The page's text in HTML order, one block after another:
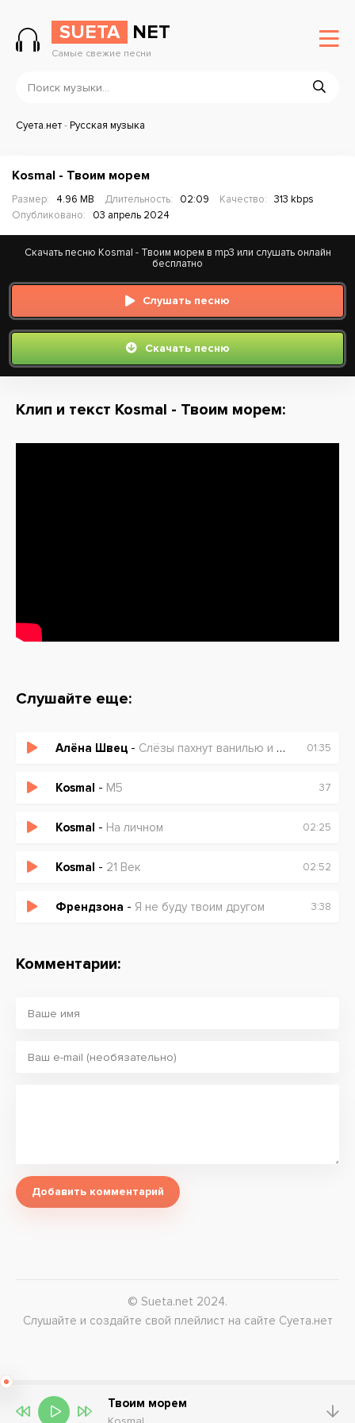
SUETA NET
Самые свежие песни
Суета.нет-Русская музыка
Kosmal - Твоим морем
Размер: 4.96 MB Длительность: 02:09 Качество:
313 kbps
Опубликовано:
03 апрель 2024
Скачать песню Kosmal - Твоим морем в mp3 или слушать онлайн
бесплатно
Слушать песню
Скачать песню
Клип и текст Kosmal - Твоим морем:
Слушайте еще:
Алёна Швец - Слёзы пахнут ванилью и морем 01:35
Kosmal - M5 37
Kosmal - На личном 02:25
Kosmal - 21 Век 02:52
Френдзона - Я не буду твоим другом 3:38
Комментарии:
Добавить комментарий
© Sueta.net 2024.
Слушайте и создайте свой плейлист на сайте Суета.нет
Твоим морем